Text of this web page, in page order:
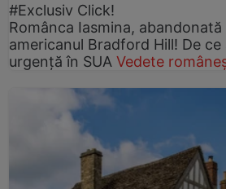
#Exclusiv Click!
Românca Iasmina,
americanul Bradford Hill! De
urgență în SUA Vedete